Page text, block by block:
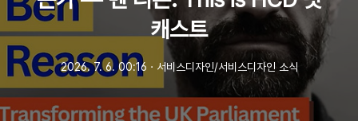
캐스트
2026. 7. 6. 00:16 ㆍ 서비스디자인/서비스디자인 소식